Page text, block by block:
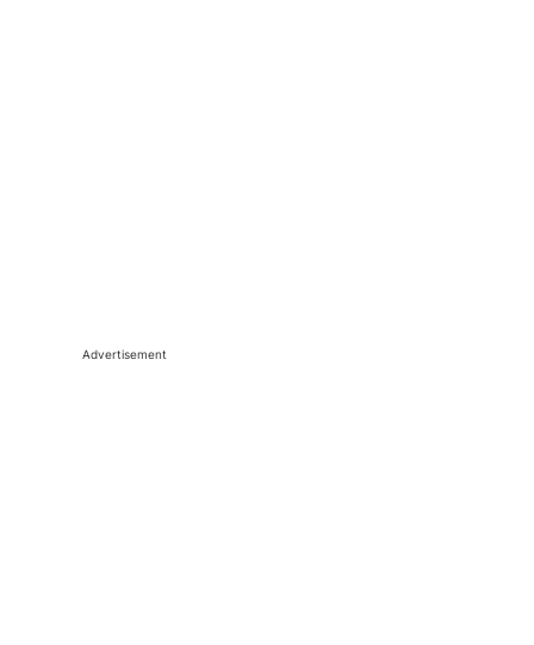
Advertisement